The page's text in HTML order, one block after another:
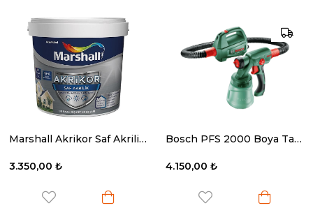
Marshall Akrikor Saf Akrilik Bc Baz 15 Lt.
3.350,00 ₺
Bosch PFS 2000 Boya Tabancası
4.150,00 ₺